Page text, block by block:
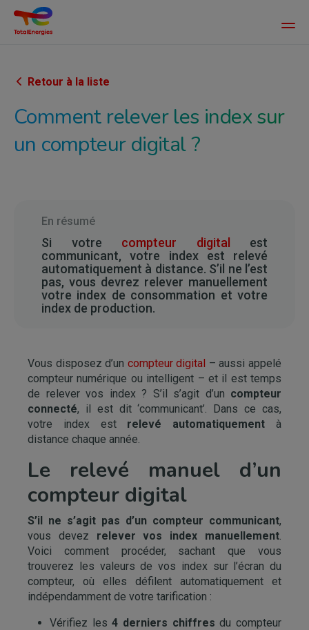
contenu
Main
Retour à la liste
Comment relever les index sur
un compteur digital ?
En résumé
Si votre compteur digital
est
communicant, votre index est relevé
automatiquement à distance. S’il ne l’est
pas, vous devrez relever manuellement
votre index de consommation et votre
index de production.
Vous disposez d’un compteur digital – aussi appelé
compteur numérique ou intelligent – et il est temps
de relever vos index ? S’il s’agit d’un compteur
connecté, il est dit ‘communicant’. Dans ce cas,
votre index est relevé automatiquement à
distance chaque année.
Le relevé manuel d’un
compteur digital
S’il ne s’agit pas d’un compteur communicant,
vous devez relever vos index manuellement.
Voici comment procéder, sachant que vous
trouverez les valeurs de vos index sur l’écran du
compteur, où elles défilent automatiquement et
indépendamment de votre tarification :
Vérifiez les4 derniers chiffres du compteur